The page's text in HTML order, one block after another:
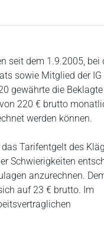
seit dem 1.9.2005, bei
sowie Mitglied der IG
gewährte die
220 € brutto
werden können.
Tarifentgelt des
Schwierigkeiten
anzurechnen.
auf 23 € brutto. Im